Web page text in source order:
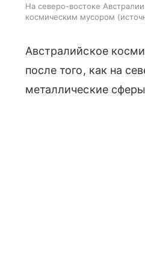
На северо-востоке
космическим мусором
Австралийское
после того, как на
металлические